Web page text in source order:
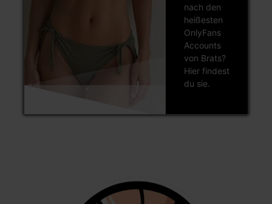
nach den
heißesten
OnlyFans
Accounts
von Brats?
Hier findest
du sie.